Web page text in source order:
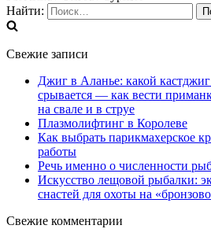
Найти:
Свежие записи
Джиг в Аланье: какой
срывается — как вести
на свале и в струе
Плазмолифтинг в Королеве
Как выбрать парикмахерское
работы
Речь именно о численности
Искусство лещовой рыбалки:
снастей для охоты на
Свежие комментарии